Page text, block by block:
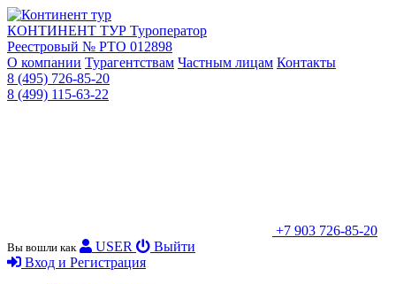
КОНТИНЕНТ ТУР Туроператор
Реестровый № РТО 012898
О компании Турагентствам Частным лицам Контакты
8 (495) 726-85-20
8 (499) 115-63-22
+7 903 726-85-20
Вы вошли как USER
Выйти
Вход и Регистрация